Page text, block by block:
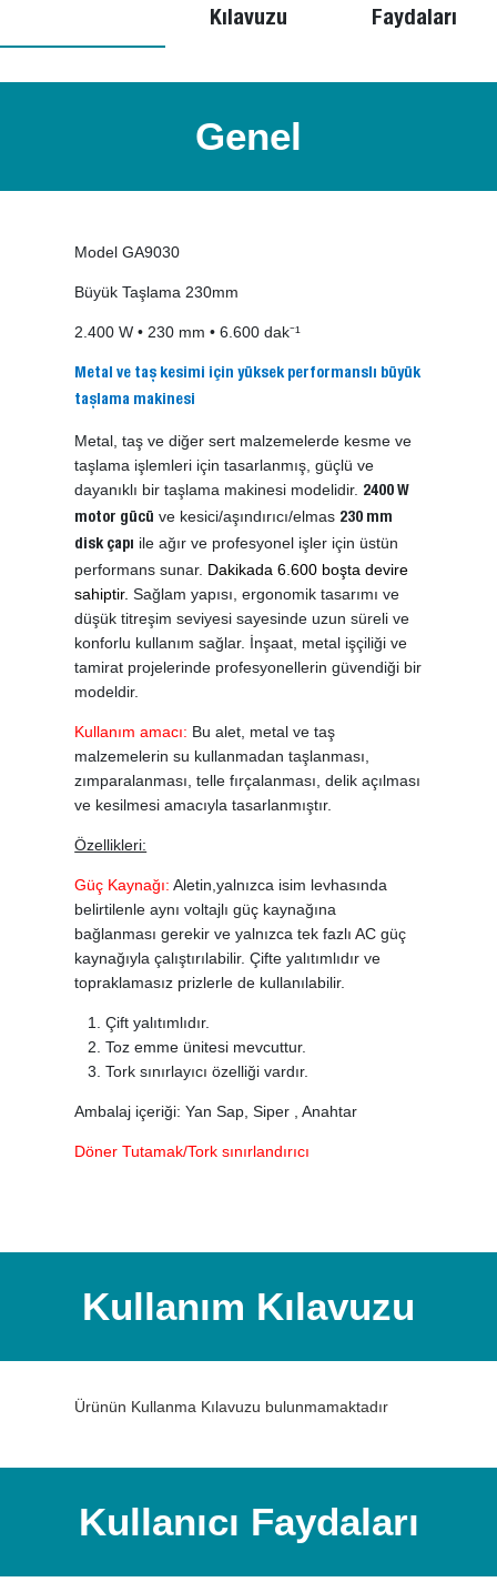
Kılavuzu
Faydaları
Genel
Model GA9030
Büyük Taşlama 230mm
2.400 W • 230 mm • 6.600 dak⁻¹
Metal ve taş kesimi için yüksek performanslı büyük
taşlama makinesi
Metal, taş ve diğer sert malzemelerde kesme ve
taşlama işlemleri için tasarlanmış, güçlü ve
dayanıklı bir taşlama makinesi modelidir. 2400 W
motor gücü ve kesici/aşındırıcı/elmas 230 mm
disk çapı ile ağır ve profesyonel işler için üstün
performans sunar. Dakikada 6.600 boşta devire
sahiptir.Sağlam yapısı, ergonomik tasarımı ve
düşük titreşim seviyesi sayesinde uzun süreli ve
konforlu kullanım sağlar. İnşaat, metal işçiliği ve
tamirat projelerinde profesyonellerin güvendiği bir
modeldir.
Kullanım amacı: Bu alet, metal ve taş
malzemelerin su kullanmadan taşlanması,
zımparalanması, telle fırçalanması, delik açılması
ve kesilmesi amacıyla tasarlanmıştır.
Özellikleri:
Güç Kaynağı:Aletin,yalnızca isim levhasında
belirtilenle aynı voltajlı güç kaynağına
bağlanması gerekir ve yalnızca tek fazlı AC güç
kaynağıyla çalıştırılabilir. Çifte yalıtımlıdır ve
topraklamasız prizlerle de kullanılabilir.
Çift yalıtımlıdır.
Toz emme ünitesi mevcuttur.
Tork sınırlayıcı özelliği vardır.
Ambalaj içeriği: Yan Sap, Siper , Anahtar
Döner Tutamak/Tork sınırlandırıcı
Kullanım Kılavuzu
Ürünün Kullanma Kılavuzu bulunmamaktadır
Kullanıcı Faydaları